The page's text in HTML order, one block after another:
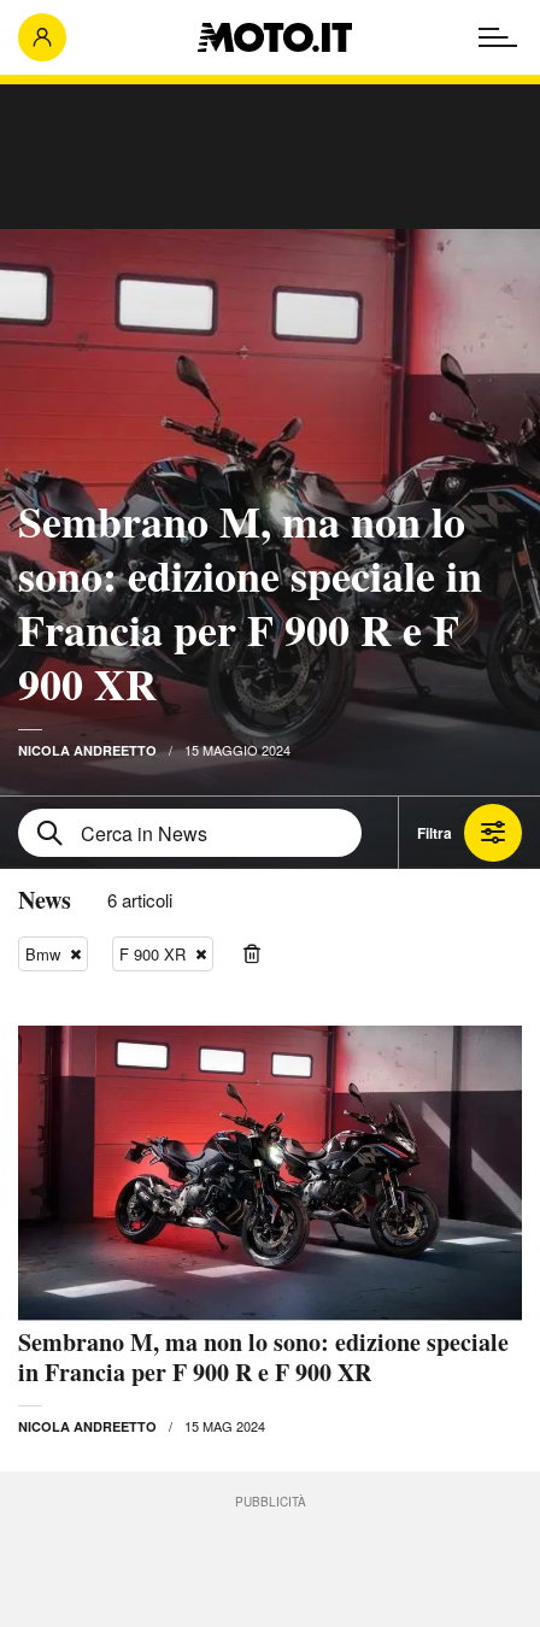
Sembrano M, ma non lo
sono: edizione speciale in
Francia per F 900 R e F
900 XR
NICOLA ANDREETTO 15 MAGGIO 2024
Filtra
News 6 articoli
Bmw F 900 XR
Sembrano M, ma non lo sono: edizione speciale
in Francia per F 900 R e F 900 XR
NICOLA ANDREETTO 15 MAG 2024
PUBBLICITÀ